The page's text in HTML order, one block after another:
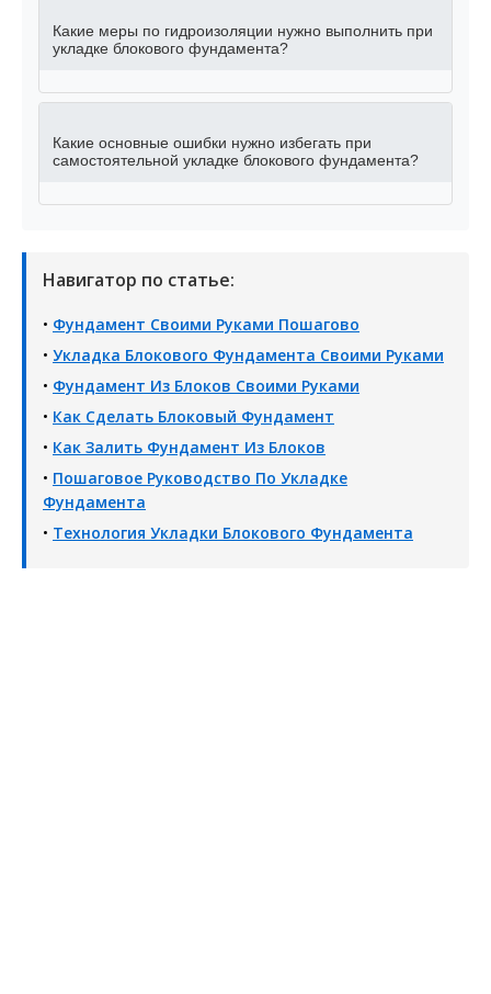
Какие меры по гидроизоляции нужно выполнить при
укладке блокового фундамента?
Какие основные ошибки нужно избегать при
самостоятельной укладке блокового фундамента?
Навигатор по статье:
• Фундамент Своими Руками Пошагово
• Укладка Блокового Фундамента Своими Руками
• Фундамент Из Блоков Своими Руками
• Как Сделать Блоковый Фундамент
• Как Залить Фундамент Из Блоков
• Пошаговое Руководство По Укладке
Фундамента
• Технология Укладки Блокового Фундамента